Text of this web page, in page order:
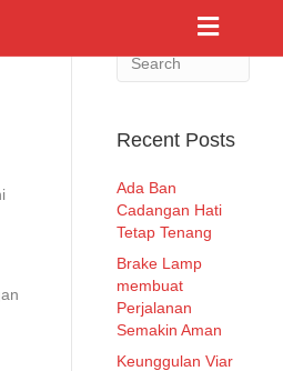
M
e
n
u
Recent Posts
Ada Ban
Cadangan Hati
Tetap Tenang
Brake Lamp
membuat
Perjalanan
Semakin Aman
Keunggulan Viar